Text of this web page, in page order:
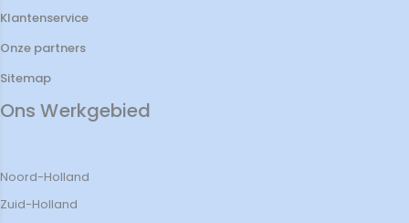
Klantenservice
Onze partners
Sitemap
Ons Werkgebied
Noord-Holland
Zuid-Holland